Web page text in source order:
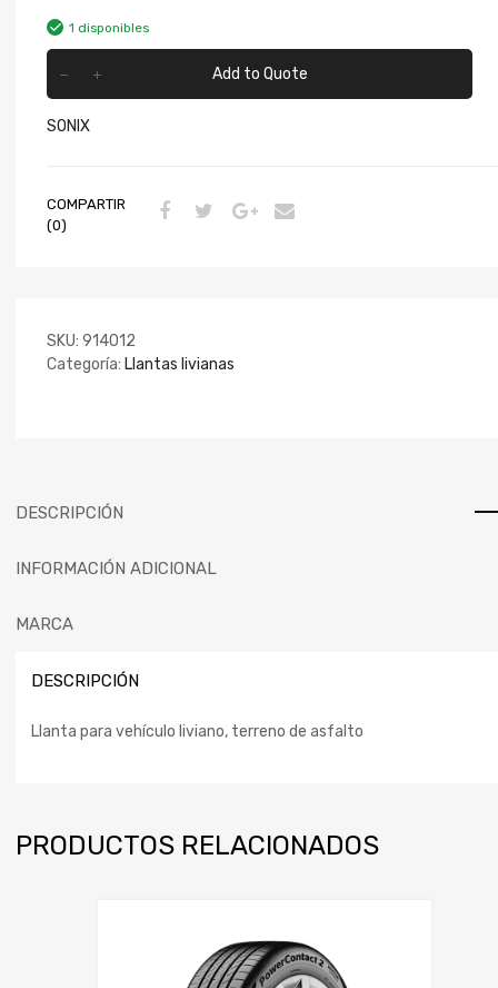
1 disponibles
Add to Quote
SONIX
COMPARTIR
(0)
SKU: 914012
Categoría: Llantas livianas
DESCRIPCIÓN
INFORMACIÓN ADICIONAL
MARCA
DESCRIPCIÓN
Llanta para vehículo liviano, terreno de asfalto
PRODUCTOS RELACIONADOS